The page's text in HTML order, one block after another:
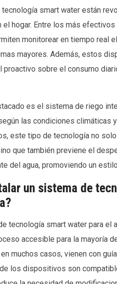
smart water están
el hogar. Entre los más
monitorear en tiempo real
mayores. Además, estos
proactivo sobre el consumo
es el sistema de riego
las condiciones climáticas
este tipo de tecnología no
que también previene el
del agua, promoviendo un
un sistema de
tecnología smart water para el
accesible para la mayoría
muchos casos, vienen con
los dispositivos son